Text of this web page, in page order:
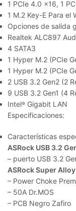
1 PCIe 4.0 x16, 1
1 M.2 Key-E Para el
Opciones de salida
Realtek ALC897
4 SATA3
1 Hyper M.2 (PCIe
1 Hyper M.2 (PCIe
2 USB 3.2 Gen2 (2
9 USB 3.2 Gen1 (4
Intel® Gigabit LAN
Especificaciones:
Características
ASRock USB 3.2
– puerto USB 3.2
ASRock Super Alloy
– Power Choke
– 50A Dr.MOS
– PCB Negro Zafiro